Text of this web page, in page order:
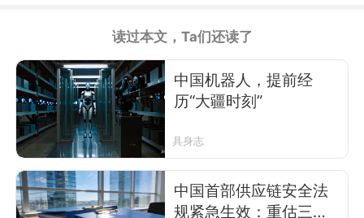
读过本文，Ta们还读了
中国机器人，提前经
历“大疆时刻”
具身志
中国首部供应链安全法
规紧急生效：重估三大